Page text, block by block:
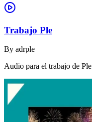
Trabajo Ple
By adrple
Audio para el trabajo de Ple